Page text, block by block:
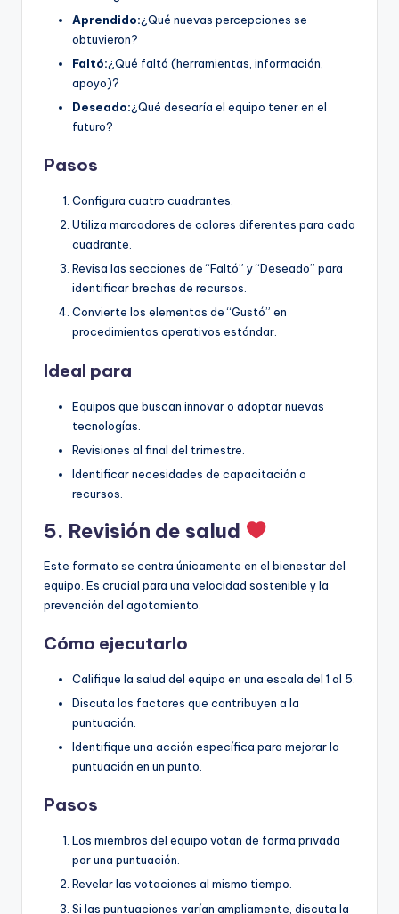
Aprendido:¿Qué nuevas percepciones se
obtuvieron?
Faltó:¿Qué faltó (herramientas, información,
apoyo)?
Deseado:¿Qué desearía el equipo tener en el
futuro?
Pasos
Configura cuatro cuadrantes.
Utiliza marcadores de colores diferentes para cada
cuadrante.
Revisa las secciones de “Faltó” y “Deseado” para
identificar brechas de recursos.
Convierte los elementos de “Gustó” en
procedimientos operativos estándar.
Ideal para
Equipos que buscan innovar o adoptar nuevas
tecnologías.
Revisiones al final del trimestre.
Identificar necesidades de capacitación o
recursos.
5. Revisión de salud
Este formato se centra únicamente en el bienestar del
equipo. Es crucial para una velocidad sostenible y la
prevención del agotamiento.
Cómo ejecutarlo
Califique la salud del equipo en una escala del 1 al 5.
Discuta los factores que contribuyen a la
puntuación.
Identifique una acción específica para mejorar la
puntuación en un punto.
Pasos
Los miembros del equipo votan de forma privada
por una puntuación.
Revelar las votaciones al mismo tiempo.
Si las puntuaciones varían ampliamente, discuta la